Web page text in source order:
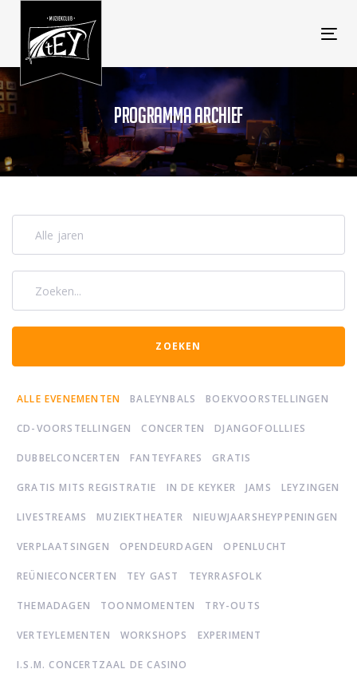
PROGRAMMA ARCHIEF
Alle jaren
ALLE EVENEMENTEN BALEYNBALS BOEKVOORSTELLINGEN
CD-VOORSTELLINGEN CONCERTEN DJANGOFOLLLIES
DUBBELCONCERTEN FANTEYFARES GRATIS
GRATIS MITS REGISTRATIE IN DE KEYKER JAMS LEYZINGEN
LIVESTREAMS MUZIEKTHEATER NIEUWJAARSHEYPPENINGEN
VERPLAATSINGEN OPENDEURDAGEN OPENLUCHT
REÜNIECONCERTEN TEY GAST TEYRRASFOLK
THEMADAGEN TOONMOMENTEN TRY-OUTS
VERTEYLEMENTEN WORKSHOPS EXPERIMENT
I.S.M. CONCERTZAAL DE CASINO